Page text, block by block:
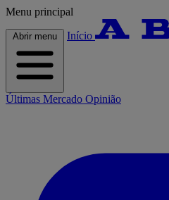
Menu principal
Abrir menu Início
Últimas Mercado Opinião